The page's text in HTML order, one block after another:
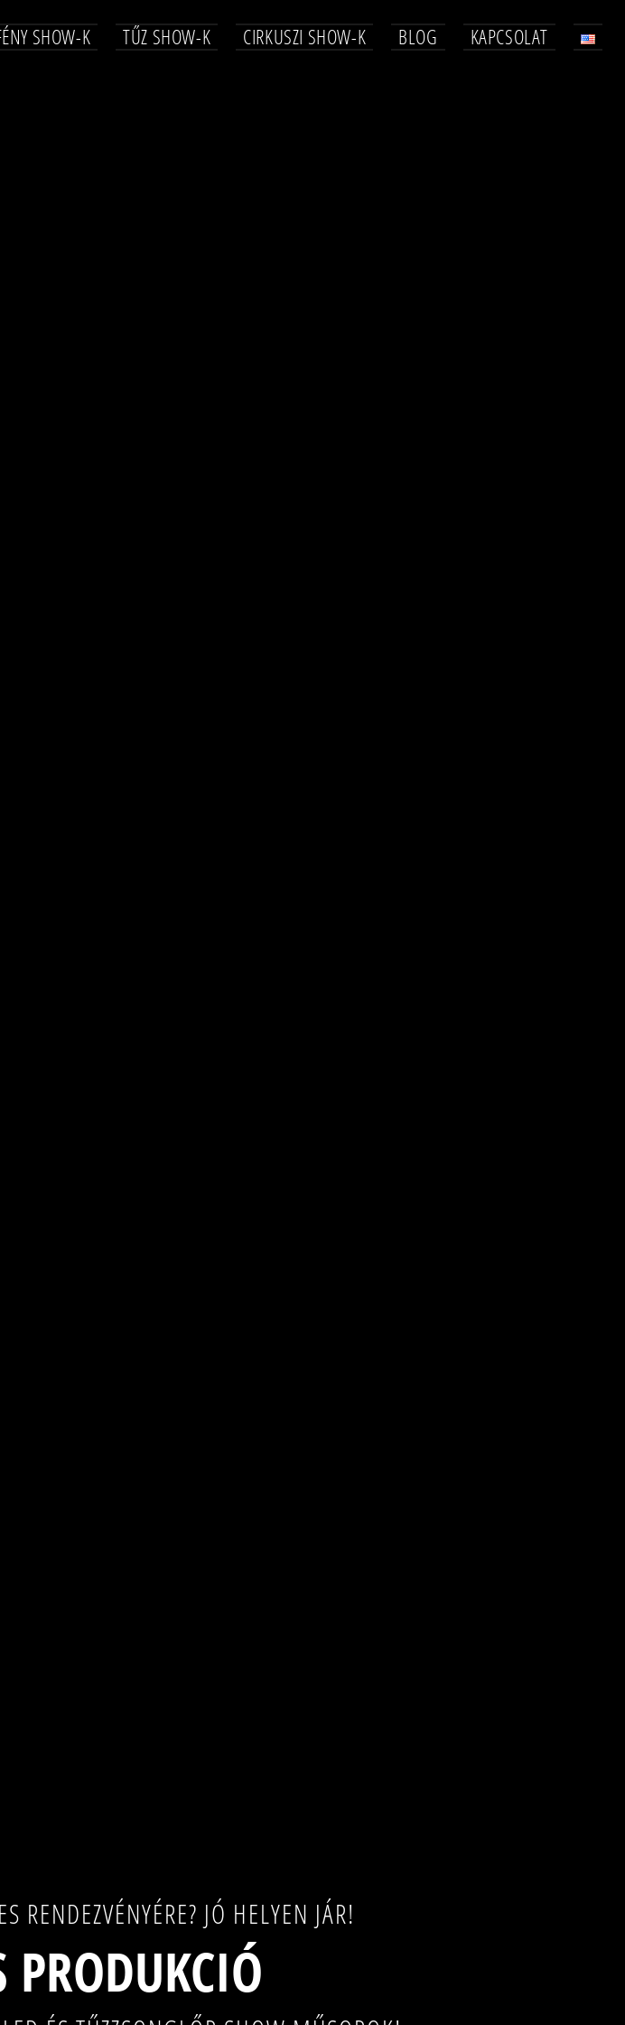
SHOW-K TŰZ SHOW-K CIRKUSZI SHOW-K BLOG KAPCSOLAT
RENDEZVÉNYÉRE? JÓ HELYEN JÁR!
PRODUKCIÓ